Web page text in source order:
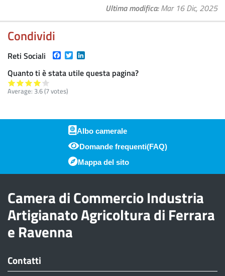
Ultima modifica Mar 16 Dic, 2025
Condividi
Reti Sociali Facebook
Twitter
Quanto ti è stata utile questa pagina?
Average: 3.6(7votes)
Piè di pagina
Albo camerale
Domande frequenti(FAQ)
Mappa del sito
Camera di Commercio Industria
Artigianato Agricoltura di Ferrara
e Ravenna
Contatti